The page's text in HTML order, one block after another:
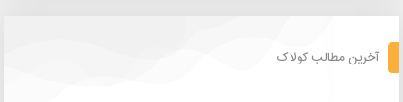
آخرین مطالب کولاک